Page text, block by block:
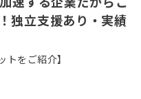
速する企業だからこ
独立支援あり・実績
トをご紹介】